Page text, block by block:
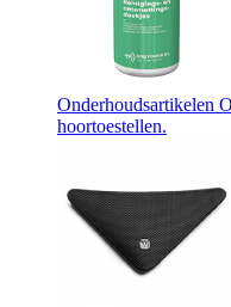
Onderhoudsartikelen
hoortoestellen.